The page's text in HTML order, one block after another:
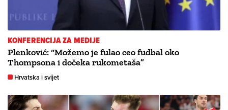
KONFERENCIJA ZA MEDIJE
Plenković: “Možemo je fulao ceo fudbal oko
Thompsona i dočeka rukometaša”
Hrvatska i svijet